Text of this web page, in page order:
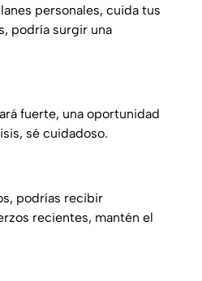
personales, cuida tus
podría surgir una
fuerte, una oportunidad
sé cuidadoso.
podrías recibir
recientes, mantén el